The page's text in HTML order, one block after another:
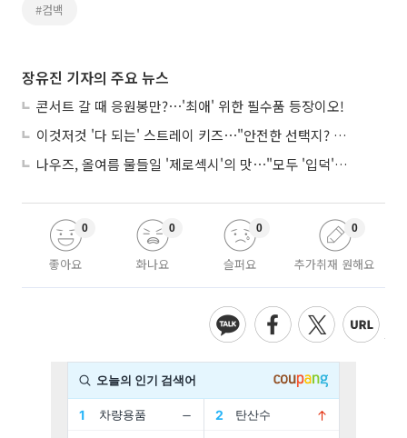
#컴백
장유진 기자의 주요 뉴스
콘서트 갈 때 응원봉만?⋯'최애' 위한 필수품 등장이오!
이것저것 '다 되는' 스트레이 키즈⋯"안전한 선택지? 도전이 재밌죠"
나우즈, 올여름 물들일 '제로섹시'의 맛⋯"모두 '입덕'시킬 것"
좋아요
0
화나요
0
슬퍼요
0
추가취재 원해요
0